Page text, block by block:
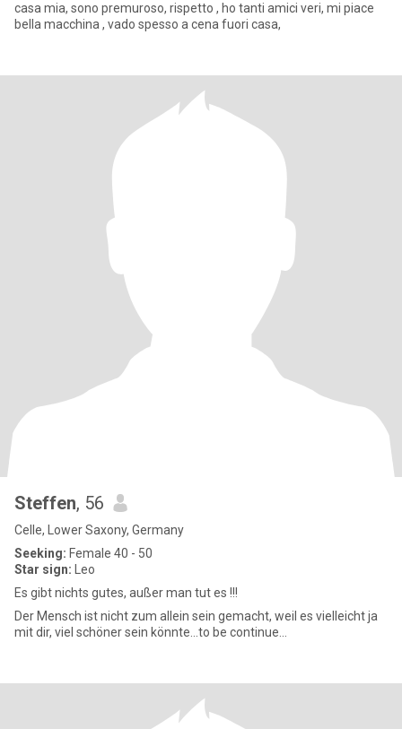
casa mia, sono premuroso, rispetto , ho tanti amici veri, mi piace
bella macchina , vado spesso a cena fuori casa,
Steffen, 56
Celle, Lower Saxony, Germany
Seeking: Female 40 - 50
Star sign: Leo
Es gibt nichts gutes, außer man tut es !!!
Der Mensch ist nicht zum allein sein gemacht, weil es vielleicht ja
mit dir, viel schöner sein könnte...to be continue...